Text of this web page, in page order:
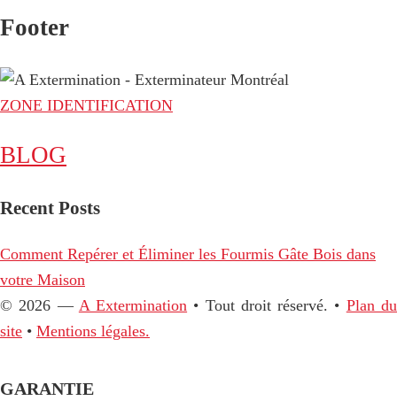
Footer
ZONE IDENTIFICATION
BLOG
Recent Posts
Comment Repérer et Éliminer les Fourmis Gâte Bois dans
votre Maison
© 2026 — A Extermination • Tout droit réservé. • Plan du
site • Mentions légales.
GARANTIE